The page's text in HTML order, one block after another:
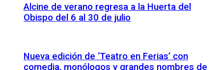
Alcine de verano regresa a la Huerta del
Obispo del 6 al 30 de julio
Nueva edición de ‘Teatro en Ferias’ con
comedia, monólogos y grandes nombres de